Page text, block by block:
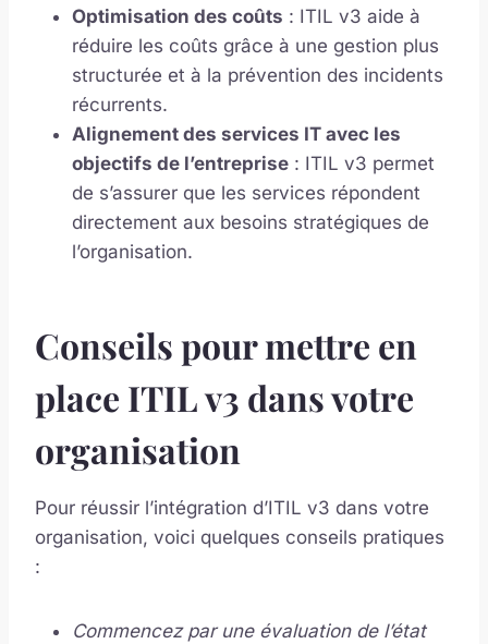
Optimisation des coûts : ITIL v3 aide à
réduire les coûts grâce à une gestion plus
structurée et à la prévention des incidents
récurrents.
Alignement des services IT avec les
objectifs de l’entreprise : ITIL v3 permet
de s’assurer que les services répondent
directement aux besoins stratégiques de
l’organisation.
Conseils pour mettre en
place ITIL v3 dans votre
organisation
Pour réussir l’intégration d’ITIL v3 dans votre
organisation, voici quelques conseils pratiques
:
Commencez par une évaluation de l’état